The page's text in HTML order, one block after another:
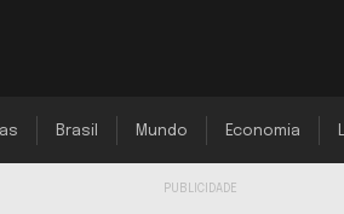
Brasil Mundo Economia